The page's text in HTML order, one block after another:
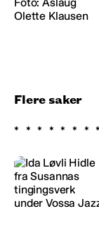
Flere saker